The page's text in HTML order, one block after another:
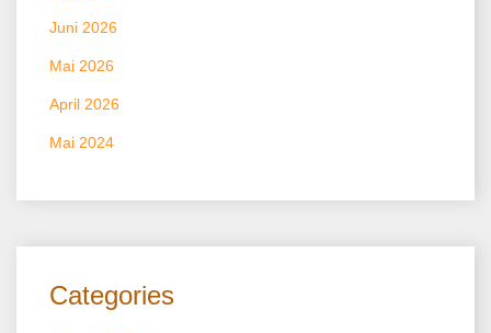
Juni 2026
Mai 2026
April 2026
Mai 2024
Categories